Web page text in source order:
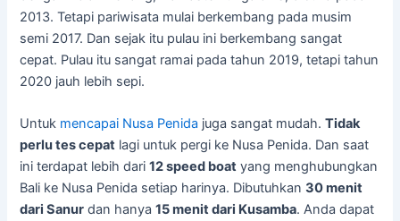
2013. Tetapi pariwisata mulai berkembang pada musim
semi 2017. Dan sejak itu pulau ini berkembang sangat
cepat. Pulau itu sangat ramai pada tahun 2019, tetapi tahun
2020 jauh lebih sepi.
Untuk mencapai Nusa Penida juga sangat mudah.Tidak
perlu tes cepat lagi untuk pergi ke Nusa Penida. Dan saat
ini terdapat lebih dari12 speed boat yang menghubungkan
Bali ke Nusa Penida setiap harinya. Dibutuhkan30 menit
dari Sanur dan hanya15 menit dari Kusamba. Anda dapat